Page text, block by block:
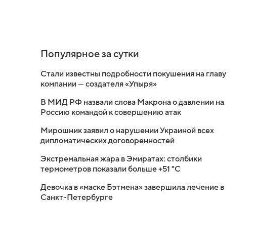
Популярное за сутки
Стали известны подробности покушения на главу
компании — создателя «Упыря»
В МИД РФ назвали слова Макрона о давлении на
Россию командой к совершению атак
Мирошник заявил о нарушении Украиной всех
дипломатических договоренностей
Экстремальная жара в Эмиратах: столбики
термометров показали больше +51 °C
Девочка в «маске Бэтмена» завершила лечение в
Санкт-Петербурге